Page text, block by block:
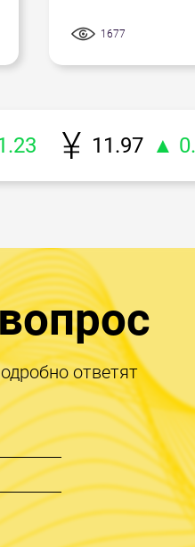
1677
11.97 ▲
ответят